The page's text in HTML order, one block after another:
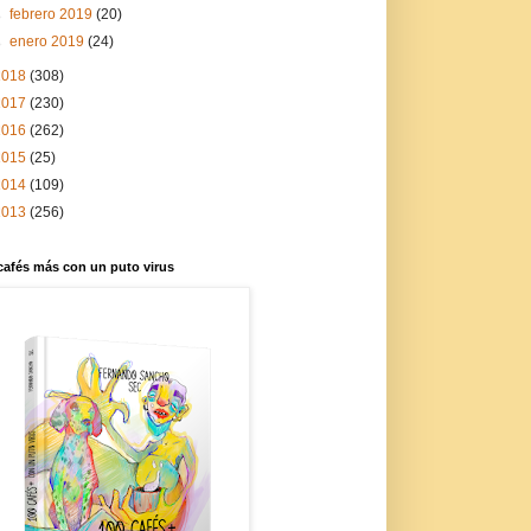
febrero 2019(20)
enero 2019(24)
(308)
(230)
(262)
(25)
(109)
(256)
más con un puto virus